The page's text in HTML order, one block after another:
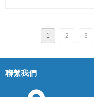
1 2 3
聯繫我們